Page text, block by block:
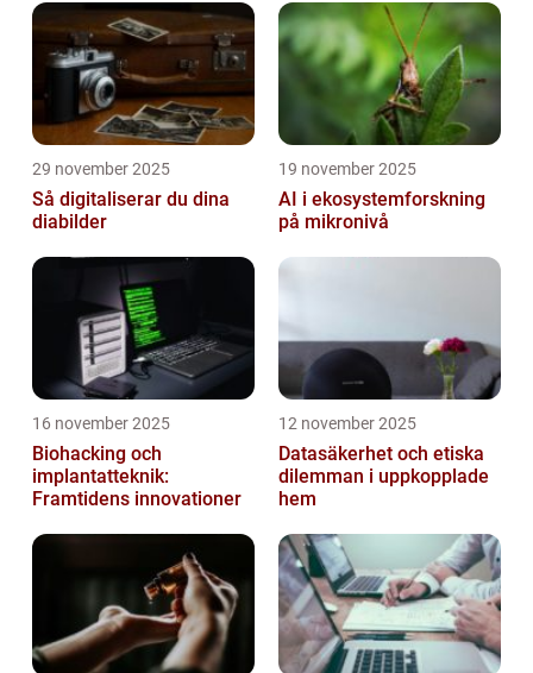
29 november 2025
Så digitaliserar du dina
diabilder
19 november 2025
AI i ekosystemforskning
på mikronivå
16 november 2025
Biohacking och
implantatteknik:
Framtidens innovationer
12 november 2025
Datasäkerhet och etiska
dilemman i uppkopplade
hem